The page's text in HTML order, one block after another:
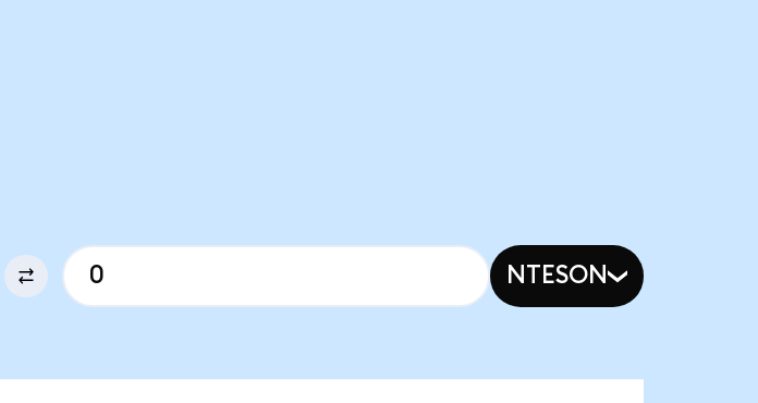
NTESON